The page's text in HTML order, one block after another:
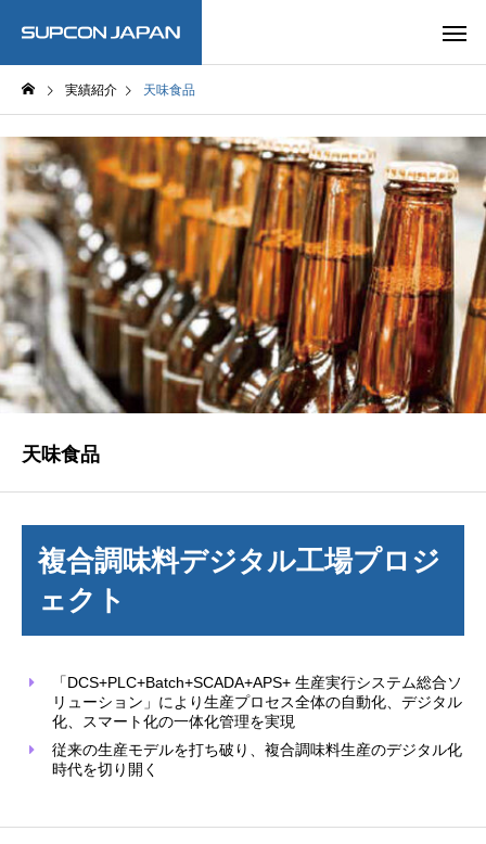
実績紹介 天味食品
天味食品
複合調味料デジタル工場プロジ
ェクト
「DCS+PLC+Batch+SCADA+APS+ 生産実行システム総合ソ
リューション」により生産プロセス全体の自動化、デジタル
化、スマート化の一体化管理を実現
従来の生産モデルを打ち破り、複合調味料生産のデジタル化
時代を切り開く